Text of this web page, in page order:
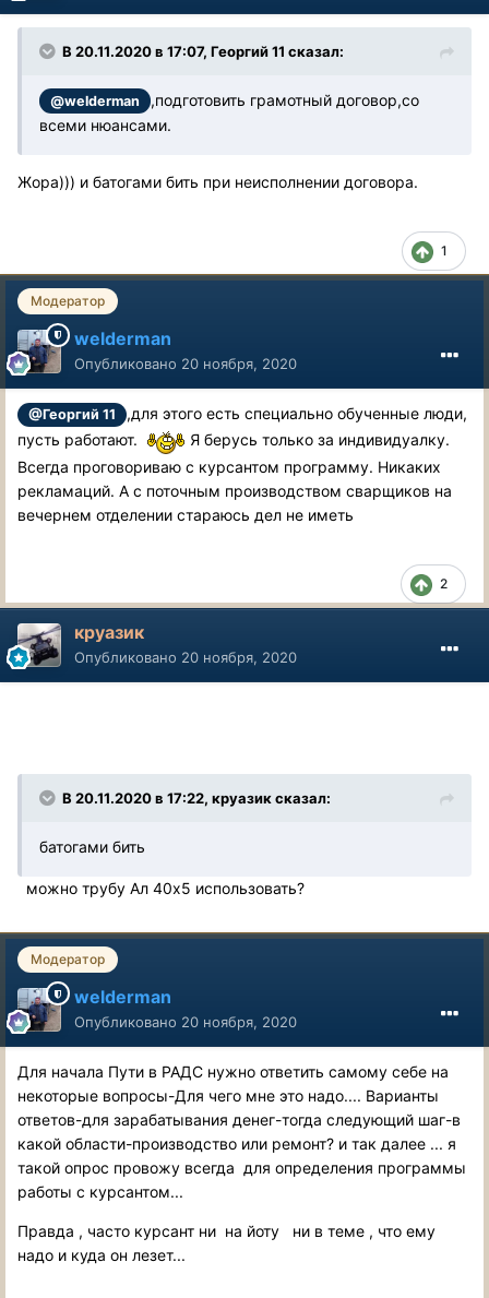
В 20.11.2020 в 17:07, Георгий 11 сказал:
@welderman
,подготовить грамотный договор,со
всеми нюансами.
Жора))) и батогами бить при неисполнении договора.
1
Модератор
welderman
Опубликовано 20 ноября, 2020
@Георгий 11
,для этого есть специально обученные люди,
пусть работают.
Я берусь только за индивидуалку.
Всегда проговориваю с курсантом программу. Никаких
рекламаций. А с поточным производством сварщиков на
вечернем отделении стараюсь дел не иметь
2
круазик
Опубликовано 20 ноября, 2020
В 20.11.2020 в 17:22, круазик сказал:
батогами бить
можно трубу Ал 40х5 использовать?
Модератор
welderman
Опубликовано 20 ноября, 2020
Для начала Пути в РАДС нужно ответить самому себе на
некоторые вопросы-Для чего мне это надо.... Варианты
ответов-для зарабатывания денег-тогда следующий шаг-в
какой области-производство или ремонт? и так далее ... я
такой опрос провожу всегда для определения программы
работы с курсантом...
Правда , часто курсант ни на йоту ни в теме , что ему
надо и куда он лезет...